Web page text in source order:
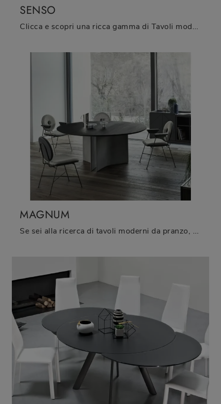
SENSO
Clicca e scopri una ricca gamma di Tavoli moderni allungabili da pranzo! Il modello Senso di Bontempi ti aspetta.
MAGNUM
Se sei alla ricerca di tavoli moderni da pranzo, scopri i modelli fissi di Bontempi: clicca e scopri il modello Magnum in legno.